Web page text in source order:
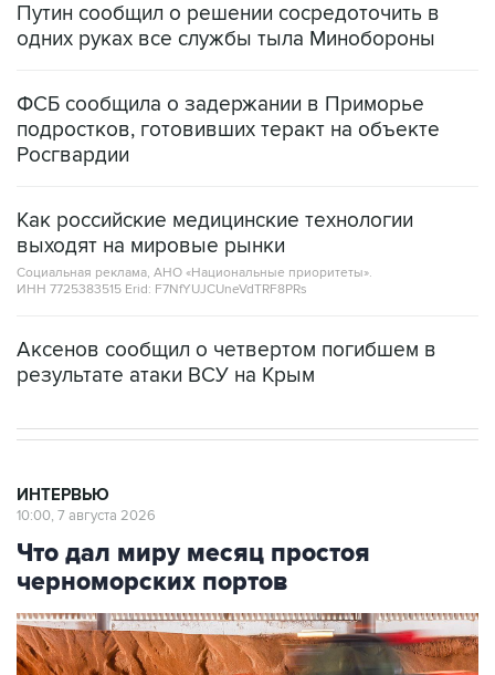
Путин сообщил о решении сосредоточить в
одних руках все службы тыла Минобороны
ФСБ сообщила о задержании в Приморье
подростков, готовивших теракт на объекте
Росгвардии
Как российские медицинские технологии
выходят на мировые рынки
Социальная реклама, АНО «Национальные приоритеты».
ИНН 7725383515 Erid: F7NfYUJCUneVdTRF8PRs
Аксенов сообщил о четвертом погибшем в
результате атаки ВСУ на Крым
ИНТЕРВЬЮ
10:00, 7 августа 2026
Что дал миру месяц простоя
черноморских портов